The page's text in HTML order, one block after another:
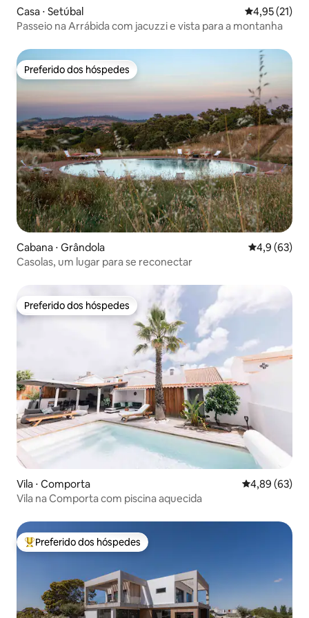
Casa ⋅ Setúbal 4,95 de uma
4,95 (21)
Passeio na Arrábida com jacuzzi e vista para a montanha
Preferido dos hóspedes
Preferido dos hóspedes
Cabana ⋅ Grândola 4,9 de uma
4,9 (63)
Casolas, um lugar para se reconectar
Preferido dos hóspedes
Preferido dos hóspedes
Vila ⋅ Comporta 4,89 de uma
4,89 (63)
Vila na Comporta com piscina aquecida
Entre os melhores preferidos dos hóspedes
Preferido dos hóspedes